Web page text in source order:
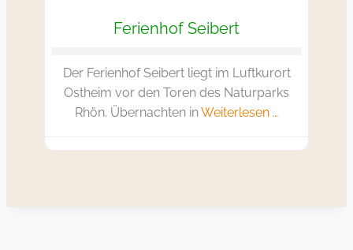
Ferienhof Seibert
Der Ferienhof Seibert liegt im Luftkurort
Ostheim vor den Toren des Naturparks
Rhön. Übernachten inWeiterlesen …